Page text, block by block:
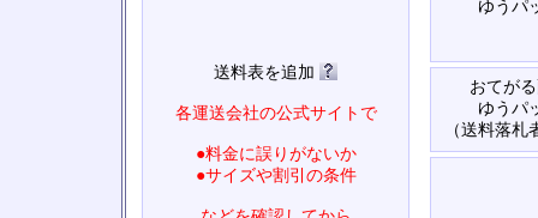
送料表を追加
各運送会社の公式サイトで
●料金に誤りがないか
●サイズや割引の条件
ゆうパ
おてが
ゆうパ
（送料落札